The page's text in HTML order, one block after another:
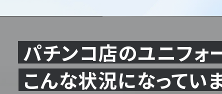
パチンコ店のユニフォ
こんな状況になってい